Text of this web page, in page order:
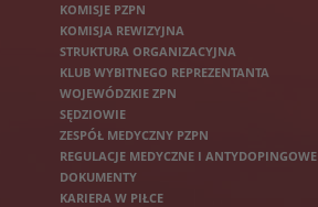
KOMISJE PZPN
KOMISJA REWIZYJNA
STRUKTURA ORGANIZACYJNA
KLUB WYBITNEGO REPREZENTANTA
WOJEWÓDZKIE ZPN
SĘDZIOWIE
ZESPÓŁ MEDYCZNY PZPN
REGULACJE MEDYCZNE I ANTYDOPINGOWE
DOKUMENTY
KARIERA W PIŁCE